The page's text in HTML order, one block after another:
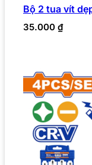
Bộ 2 tua vít
35.000 ₫